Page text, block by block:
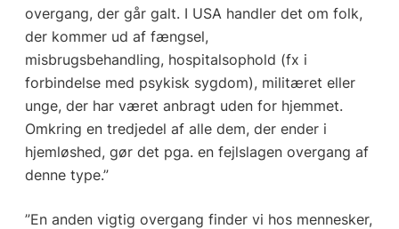
overgang, der går galt. I USA handler det om folk,
der kommer ud af fængsel,
misbrugsbehandling, hospitalsophold (fx i
forbindelse med psykisk sygdom), militæret eller
unge, der har været anbragt uden for hjemmet.
Omkring en tredjedel af alle dem, der ender i
hjemløshed, gør det pga. en fejlslagen overgang af
denne type.”
”En anden vigtig overgang finder vi hos mennesker,